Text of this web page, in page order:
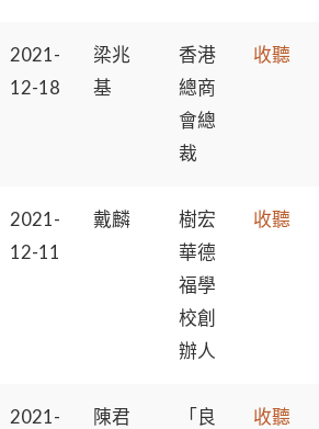
2021-
12-18
梁兆
基
香港
總商
會總
裁
收聽
2021-
12-11
戴麟
樹宏
華德
福學
校創
辦人
收聽
2021-
陳君
「良
收聽